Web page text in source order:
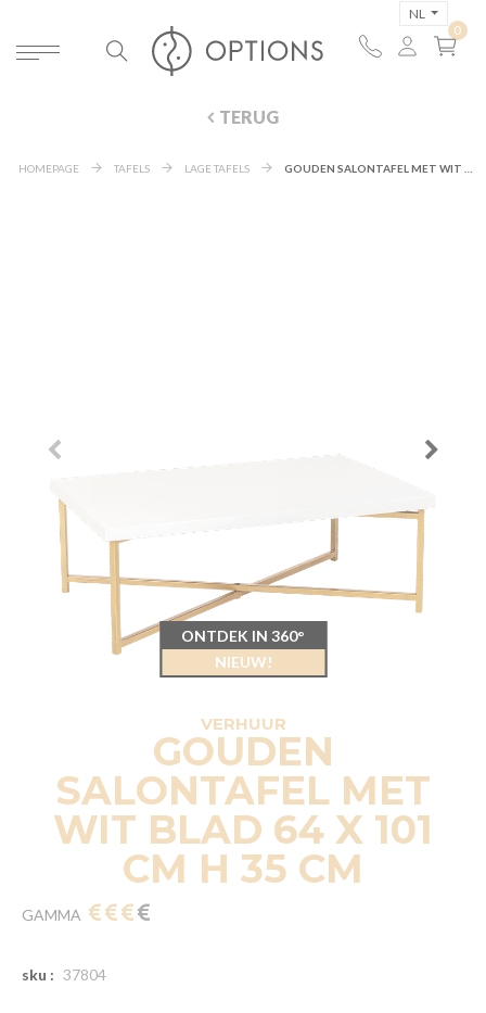
NL
TERUG
HOMEPAGE TAFELS LAGE TAFELS
VERHUUR
GOUDEN
SALONTAFEL MET
WIT BLAD 64 X 101
CM H 35 CM
GAMMA
sku : 37804
ONTDEK IN 360°
NIEUW!